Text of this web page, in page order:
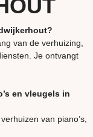
van de verhuizing,
Je ontvangt
en vleugels in
van piano’s,